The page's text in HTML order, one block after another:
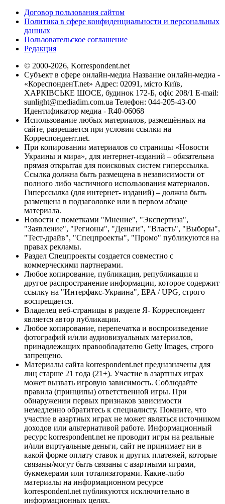
Договор пользования сайтом
Политика в сфере конфиденциальности и персональных
данных
Пользовательское соглашение
Редакция
© 2000-2026, Korrespondent.net
Субъект в сфере онлайн-медиа Название онлайн-медиа -
«КореспонденТ.net» Адрес: 02091, місто Київ,
ХАРКІВСЬКЕ ШОСЕ, будинок 172-Б, офіс 208/1 E-mail:
sunlight@mediadim.com.ua Телефон: 044-205-43-00
Идентификатор медиа - R40-06068
Использование любых материалов, размещённых на
сайте, разрешается при условии ссылки на
Корреспондент.net.
При копировании материалов со страницы «Новости
Украины и мира», для интернет-изданий – обязательна
прямая открытая для поисковых систем гиперссылка.
Ссылка должна быть размещена в независимости от
полного либо частичного использования материалов.
Гиперссылка (для интернет- изданий) – должна быть
размещена в подзаголовке или в первом абзаце
материала.
Новости с пометками "Мнение", "Экспертиза",
"Заявление", "Регионы", "Деньги", "Власть", "Выборы",
"Тест-драйв", "Спецпроекты", "Промо" публикуются на
правах рекламы.
Раздел Спецпроекты создается совместно с
коммерческими партнерами.
Любое копирование, публикация, републикация и
другое распространение информации, которое содержит
ссылку на "Интерфакс-Украина", EPA / UPG, строго
воспрещается.
Владелец веб-страницы в разделе Я- Корреспондент
является автор публикации.
Любое копирование, перепечатка и воспроизведение
фотографий и/или аудиовизуальных материалов,
принадлежащих правообладателю Getty Images, строго
запрещено.
Материалы сайта korrespondent.net предназначены для
лиц старше 21 года (21+). Участие в азартных играх
может вызвать игровую зависимость. Соблюдайте
правила (принципы) ответственной игры. При
обнаружении первых признаков зависимости
немедленно обратитесь к специалисту. Помните, что
участие в азартных играх не может являться источником
доходов или альтернативой работе. Информационный
ресурс korrespondent.net не проводит игры на реальные
и/или виртуальные деньги, сайт не принимает ни в
какой форме оплату ставок и других платежей, которые
связаны/могут быть связаны с азартными играми,
букмекерами или тотализаторами. Какие-либо
материалы на информационном ресурсе
korrespondent.net публикуются исключительно в
информационных целях.